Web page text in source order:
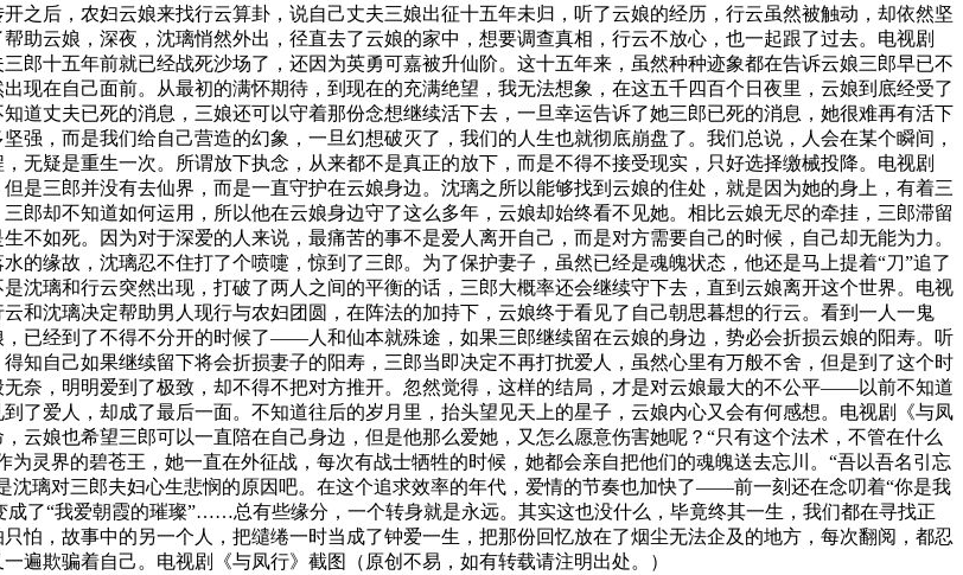
之后，农妇云娘来找行云算卦，说自己丈夫三娘出征十五年未归，听了云娘的经历，行云虽然被触动，却依然坚
助云娘，深夜，沈璃悄然外出，径直去了云娘的家中，想要调查真相，行云不放心，也一起跟了过去。电视剧
郎十五年前就已经战死沙场了，还因为英勇可嘉被升仙阶。这十五年来，虽然种种迹象都在告诉云娘三郎早已不
现在自己面前。从最初的满怀期待，到现在的充满绝望，我无法想象，在这五千四百个日夜里，云娘到底经受了
丈夫已死的消息，三娘还可以守着那份念想继续活下去，一旦幸运告诉了她三郎已死的消息，她很难再有活下
强，而是我们给自己营造的幻象，一旦幻想破灭了，我们的人生也就彻底崩盘了。我们总说，人会在某个瞬间，
无疑是重生一次。所谓放下执念，从来都不是真正的放下，而是不得不接受现实，只好选择缴械投降。电视剧
是三郎并没有去仙界，而是一直守护在云娘身边。沈璃之所以能够找到云娘的住处，就是因为她的身上，有着三
郎却不知道如何运用，所以他在云娘身边守了这么多年，云娘却始终看不见她。相比云娘无尽的牵挂，三郎滞留
不如死。因为对于深爱的人来说，最痛苦的事不是爱人离开自己，而是对方需要自己的时候，自己却无能为力。
的缘故，沈璃忍不住打了个喷嚏，惊到了三郎。为了保护妻子，虽然已经是魂魄状态，他还是马上提着“刀”追了
沈璃和行云突然出现，打破了两人之间的平衡的话，三郎大概率还会继续守下去，直到云娘离开这个世界。电视
和沈璃决定帮助男人现行与农妇团圆，在阵法的加持下，云娘终于看见了自己朝思暮想的行云。看到一人一鬼
已经到了不得不分开的时候了——人和仙本就殊途，如果三郎继续留在云娘的身边，势必会折损云娘的阳寿。听
知自己如果继续留下将会折损妻子的阳寿，三郎当即决定不再打扰爱人，虽然心里有万般不舍，但是到了这个时
奈，明明爱到了极致，却不得不把对方推开。忽然觉得，这样的结局，才是对云娘最大的不公平——以前不知道
了爱人，却成了最后一面。不知道往后的岁月里，抬头望见天上的星子，云娘内心又会有何感想。电视剧《与凤
云娘也希望三郎可以一直陪在自己身边，但是他那么爱她，又怎么愿意伤害她呢？“只有这个法术，不管在什么
灵界的碧苍王，她一直在外征战，每次有战士牺牲的时候，她都会亲自把他们的魂魄送去忘川。“吾以吾名引忘
沈璃对三郎夫妇心生悲悯的原因吧。在这个追求效率的年代，爱情的节奏也加快了——前一刻还在念叨着“你是我
成了“我爱朝霞的璀璨”……总有些缘分，一个转身就是永远。其实这也没什么，毕竟终其一生，我们都在寻找正
怕，故事中的另一个人，把缱绻一时当成了钟爱一生，把那份回忆放在了烟尘无法企及的地方，每次翻阅，都忍
欺骗着自己。电视剧《与凤行》截图（原创不易，如有转载请注明出处。）